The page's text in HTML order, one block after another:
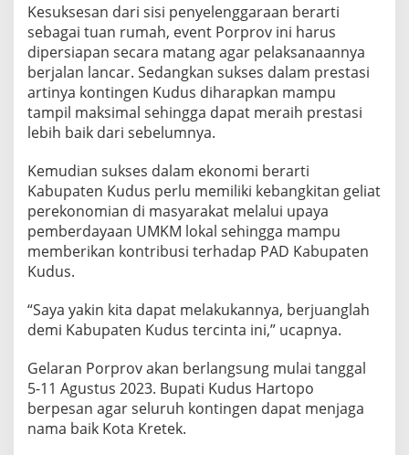
w
a
T
i
g
a
K
e
s
u
s
e
s
n
Kesuksesan dari sisi penyelenggaraan berarti
sebagai tuan rumah, event Porprov ini harus
dipersiapan secara matang agar pelaksanaannya
berjalan lancar. Sedangkan sukses dalam prestasi
artinya kontingen Kudus diharapkan mampu
tampil maksimal sehingga dapat meraih prestasi
lebih baik dari sebelumnya.
Kemudian sukses dalam ekonomi berarti
Kabupaten Kudus perlu memiliki kebangkitan geliat
perekonomian di masyarakat melalui upaya
pemberdayaan UMKM lokal sehingga mampu
memberikan kontribusi terhadap PAD Kabupaten
Kudus.
“Saya yakin kita dapat melakukannya, berjuanglah
demi Kabupaten Kudus tercinta ini,” ucapnya.
Gelaran Porprov akan berlangsung mulai tanggal
5-11 Agustus 2023. Bupati Kudus Hartopo
berpesan agar seluruh kontingen dapat menjaga
nama baik Kota Kretek.